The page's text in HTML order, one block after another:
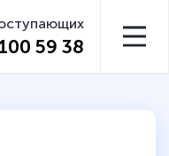
59 38